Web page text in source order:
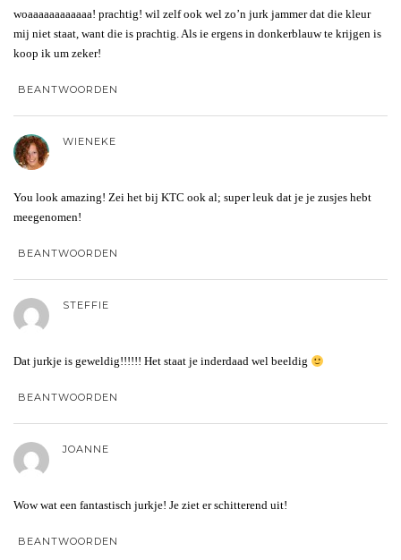
woaaaaaaaaaaaa! prachtig! wil zelf ook wel zo’n jurk jammer dat die kleur
mij niet staat, want die is prachtig. Als ie ergens in donkerblauw te krijgen is
koop ik um zeker!
BEANTWOORDEN
WIENEKE
You look amazing! Zei het bij KTC ook al; super leuk dat je je zusjes hebt
meegenomen!
BEANTWOORDEN
STEFFIE
Dat jurkje is geweldig!!!!!! Het staat je inderdaad wel beeldig
BEANTWOORDEN
JOANNE
Wow wat een fantastisch jurkje! Je ziet er schitterend uit!
BEANTWOORDEN